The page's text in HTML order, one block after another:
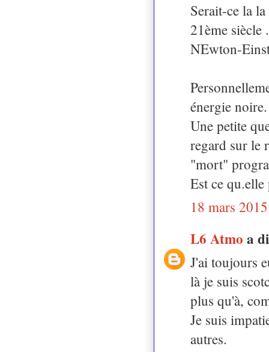
Serait-ce la
21ème siècle
NEwton-
énergie noire.
Une petite
regard sur le
"mort"
Est ce
18 mars
L6 Atmo a
J'ai toujours
là je suis
plus qu'à,
Je suis
autres.